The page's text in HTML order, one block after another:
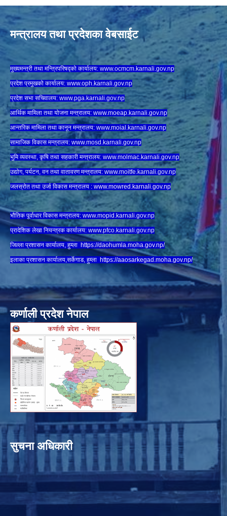
मन्त्रालय तथा प्रदेशका वेबसाईट
मुख्यमन्त्री तथा मन्त्रिपरिषद्को कार्यालय: www.ocmcm.karnali.gov.np
प्रदेश प्रमुखको कार्यालय: www.oph.karnali.gov.np
प्रदेश सभा सचिवालय: www.pga.karnali.gov.np
आर्थिक मामिला तथा योजना मन्त्रालय: www.moeap.karnali.gov.np
आन्तरिक मामिला तथा कानून मन्त्रालय: www.moial.karnali.gov.np
सामाजिक विकास मन्त्रालय: www.mosd.karnali.gov.np
भुमि व्यवस्था, कृषि तथा सहकारी मन्त्रालय: www.molmac.karnali.gov.np
उद्योग, पर्यटन, वन तथा वातावरण मन्त्रालय: www.moitfe.karnali.gov.np
जलस्रोत तथा उर्जा विकास मन्त्रालय : www.mowred.karnali.gov.np
भौतिक पूर्वाधार विकास मन्त्रालय: www.mopid.karnali.gov.np
प्रादेशिक लेखा नियन्त्रक कार्यालय: www.pfco.karnali.gov.np
जिल्ला प्रशासन कार्यालय, हुम्ला https://daohumla.moha.gov.np/
इलाका प्रशासन कार्यालय,सर्केगाड, हुम्ला https://aaosarkegad.moha.gov.np/
कर्णाली प्रदेश नेपाल
सुचना अधिकारी